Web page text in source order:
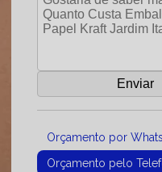
Orçamento por
Orçamento pelo